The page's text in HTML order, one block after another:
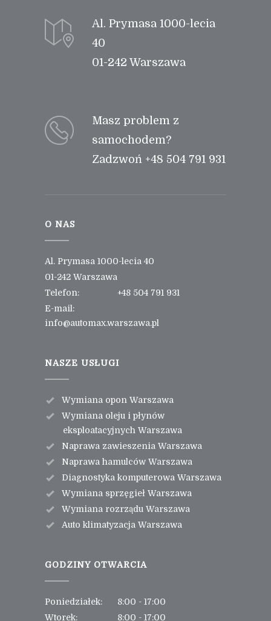
Al. Prymasa 1000-lecia
40
01-242 Warszawa
Masz problem z
samochodem?
Zadzwoń +48 504 791 931
O NAS
Al. Prymasa 1000-lecia 40
01-242 Warszawa
Telefon:
+48 504 791 931
E-mail:
info@automax.warszawa.pl
NASZE USŁUGI
Wymiana opon Warszawa
Wymiana oleju i płynów
eksploatacyjnych Warszawa
Naprawa zawieszenia Warszawa
Naprawa hamulców Warszawa
Diagnostyka komputerowa Warszawa
Wymiana sprzęgieł Warszawa
Wymiana rozrządu Warszawa
Auto klimatyzacja Warszawa
GODZINY OTWARCIA
Poniedziałek:
8:00 - 17:00
Wtorek:
8:00 - 17:00